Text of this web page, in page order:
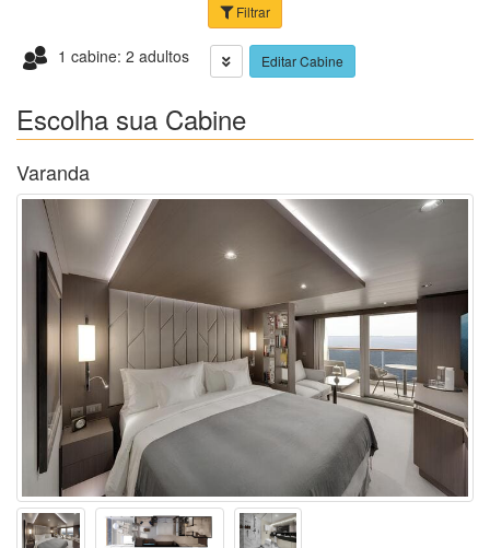
Filtrar
1 cabine: 2 adultos Editar Cabine
Escolha sua Cabine
Varanda